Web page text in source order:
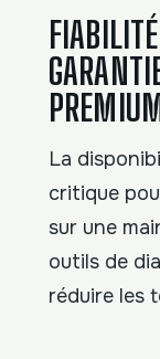
La
critique
sur une
outils de
réduire les